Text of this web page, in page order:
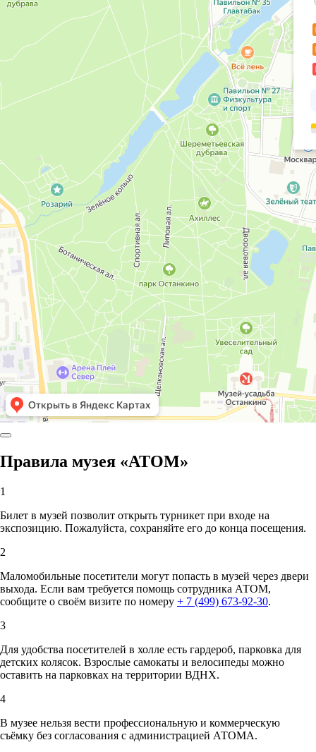
Правила музея «АТОМ»
1
Билет в музей позволит открыть турникет при входе на
экспозицию. Пожалуйста, сохраняйте его до конца посещения.
2
Маломобильные посетители могут попасть в музей через двери
выхода. Если вам требуется помощь сотрудника АТОМ,
сообщите о своём визите по номеру + 7 (499) 673-92-30.
3
Для удобства посетителей в холле есть гардероб, парковка для
детских колясок. Взрослые самокаты и велосипеды можно
оставить на парковках на территории ВДНХ.
4
В музее нельзя вести профессиональную и коммерческую
съёмку без согласования с администрацией АТОМА.